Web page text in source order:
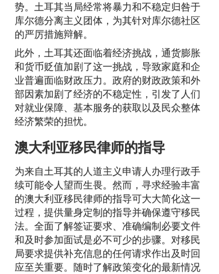
势。土耳其当局经常将暴力和不稳定归咎于
库尔德分离主义团体，为其针对库尔德社区
的严厉措施辩解。
此外，土耳其还面临着经济挑战，通货膨胀
和货币贬值加剧了这一挑战，导致家庭和企
业普遍面临财政压力。政府的财政政策和外
部因素加剧了经济的不稳定性，引发了人们
对就业保障、基本服务的获取以及民众整体
经济繁荣的担忧。
澳大利亚移民律师的指导
为来自土耳其的人道主义申请人办理行政手
续可能令人望而生畏。然而，寻求经验丰富
的澳大利亚移民律师的指导可大大简化这一
过程，提供量身定制的指导并确保遵守移民
法。全面了解签证要求、准确编制必要文件
和及时参加面试是必不可少的步骤。对移民
局要求提供补充信息的任何请求作出及时回
应至关重要。随时了解政策变化的最新情况